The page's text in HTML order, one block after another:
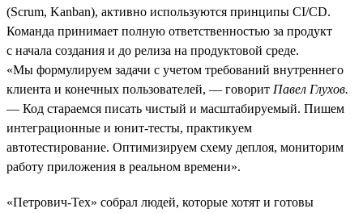
(Scrum, Kanban), активно используются принципы CI/CD.
Команда принимает полную ответственностью за продукт
с начала создания и до релиза на продуктовой среде.
«Мы формулируем задачи с учетом требований внутреннего
клиента и конечных пользователей, — говорит Павел Глухов.
— Код стараемся писать чистый и масштабируемый. Пишем
интеграционные и юнит-тесты, практикуем
автотестирование. Оптимизируем схему деплоя, мониторим
работу приложения в реальном времени».
«Петрович-Тех» собрал людей, которые хотят и готовы